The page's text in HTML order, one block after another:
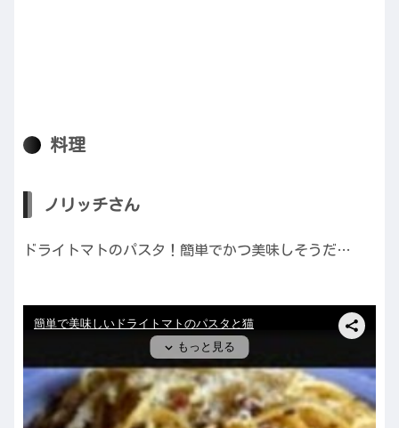
料理
ノリッチさん
ドライトマトのパスタ！簡単でかつ美味しそうだ…